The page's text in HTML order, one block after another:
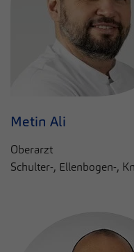
Metin Ali
Oberarzt
Schulter-, Ellenbogen-,